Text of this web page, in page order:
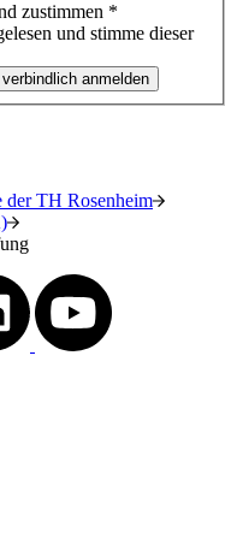
zustimmen *
und stimme dieser
anmelden
der TH Rosenheim